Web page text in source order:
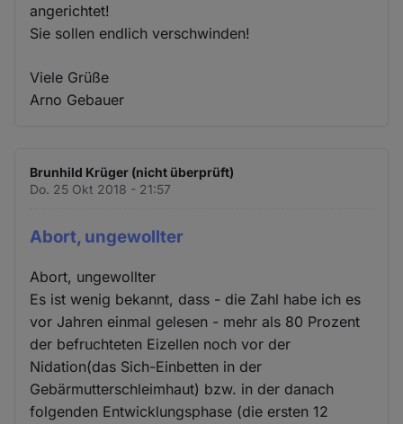
angerichtet!
Sie sollen endlich verschwinden!
Viele Grüße
Arno Gebauer
Brunhild Krüger (nicht überprüft)
Do. 25 Okt 2018 - 21:57
Abort, ungewollter
Abort, ungewollter
Es ist wenig bekannt, dass - die Zahl habe ich es
vor Jahren einmal gelesen - mehr als 80 Prozent
der befruchteten Eizellen noch vor der
Nidation(das Sich-Einbetten in der
Gebärmutterschleimhaut) bzw. in der danach
folgenden Entwicklungsphase (die ersten 12